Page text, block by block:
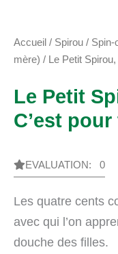
Accueil / Spirou / Spin-
mère) / Le Petit
Le Petit
C’est
EVALUATION: 0
Les quatre cents
avec qui l’on
douche des filles.